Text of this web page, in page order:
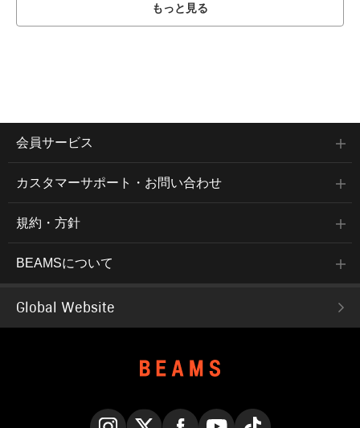
もっと見る
会員サービス
カスタマーサポート・お問い合わせ
規約・方針
BEAMSについて
Global Website